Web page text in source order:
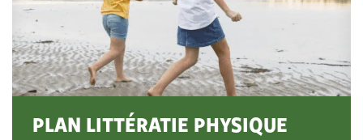
PLAN LITTÉRATIE PHYSIQUE